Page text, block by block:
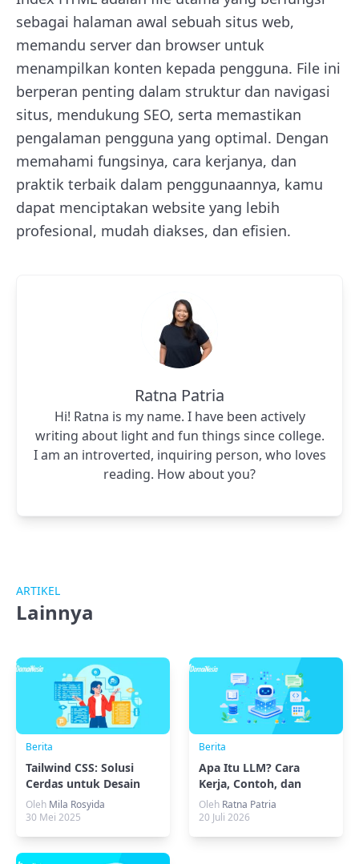
sebagai halaman awal sebuah situs web,
memandu server dan browser untuk
menampilkan konten kepada pengguna. File ini
berperan penting dalam struktur dan navigasi
situs, mendukung SEO, serta memastikan
pengalaman pengguna yang optimal. Dengan
memahami fungsinya, cara kerjanya, dan
praktik terbaik dalam penggunaannya, kamu
dapat menciptakan website yang lebih
profesional, mudah diakses, dan efisien.
Ratna Patria
Hi! Ratna is my name. I have been actively
writing about light and fun things since college.
I am an introverted, inquiring person, who loves
reading. How about you?
ARTIKEL
Lainnya
Berita
Tailwind CSS: Solusi
Cerdas untuk Desain
Web Fleksibel
Oleh Mila Rosyida
30 Mei 2025
Berita
Apa Itu LLM? Cara
Kerja, Contoh, dan
Kebutuhan Servernya
Oleh Ratna Patria
20 Juli 2026